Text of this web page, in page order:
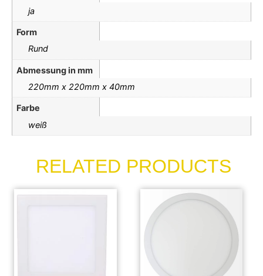
ja
Form
Rund
Abmessung in mm
220mm x 220mm x 40mm
Farbe
weiß
RELATED PRODUCTS